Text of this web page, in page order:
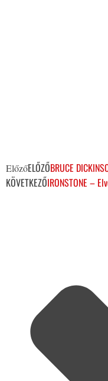
ElőzőELŐZŐBRUCE
KÖVETKEZŐIRONSTONE –